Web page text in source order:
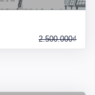
2.500.000₫